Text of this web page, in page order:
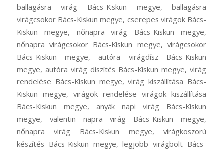
ballagásra virág Bács-Kiskun megye, ballagásra
virágcsokor Bács-Kiskun megye, cserepes virágok Bács-
Kiskun megye, nőnapra virág Bács-Kiskun megye,
nőnapra virágcsokor Bács-Kiskun megye, virágcsokor
Bács-Kiskun megye, autóra virágdísz Bács-Kiskun
megye, autóra virág díszítés Bács-Kiskun megye, virág
rendelése Bács-Kiskun megye, virág kiszállítása Bács-
Kiskun megye, virágok rendelése virágok kiszállítása
Bács-Kiskun megye, anyák napi virág Bács-Kiskun
megye, valentin napra virág Bács-Kiskun megye,
nőnapra virág Bács-Kiskun megye, virágkoszorú
készítés Bács-Kiskun megye, legjobb virágbolt Bács-